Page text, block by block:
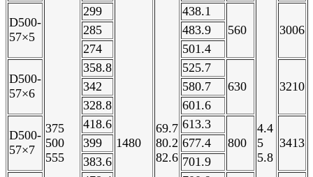
375
500
555
1480
69.7
80.2
82.6
4.4
5
5.8
D500-
57×5
299
438.1
560
3006
285
483.9
274
501.4
D500-
57×6
358.8
525.7
630
3210
342
580.7
328.8
601.6
D500-
57×7
418.6
613.3
800
3413
399
677.4
383.6
701.9